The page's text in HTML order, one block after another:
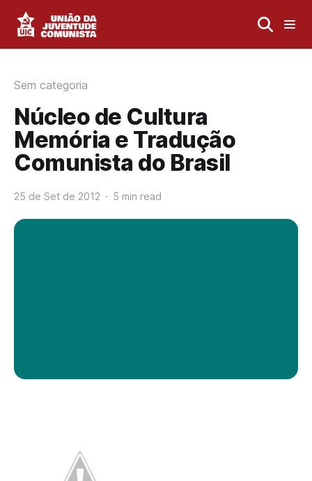
Sem categoria
Núcleo de Cultura
Memória e Tradução
Comunista do Brasil
25 de Set de 2012 5 min read